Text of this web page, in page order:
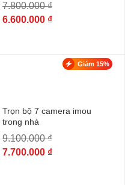
7.800.000₫
6.600.000 ₫
Giảm 15%
Trọn bộ 7 camera imou
trong nhà
9.100.000₫
7.700.000 ₫